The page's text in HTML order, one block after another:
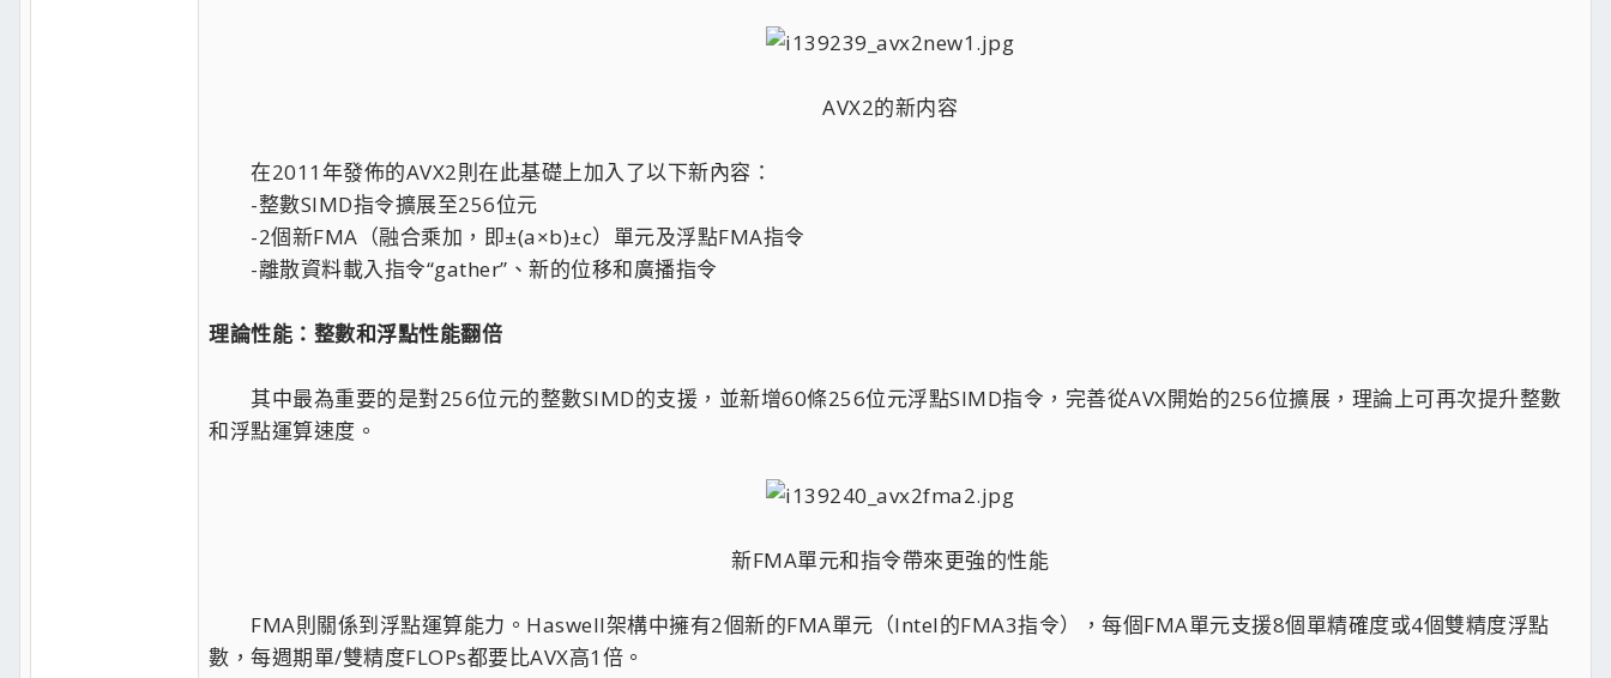
AVX2的新内容​
在2011年發佈的AVX2則在此基礎上加入了以下新內容：
-整數SIMD指令擴展至256位元
-2個新FMA（融合乘加，即±(a×b)±c）單元及浮點FMA指令
-離散資料載入指令“gather”、新的位移和廣播指令
理論性能：整數和浮點性能翻倍
其中最為重要的是對256位元的整數SIMD的支援，並新增60條256位元浮點SIMD指令，完善從AVX開始的256位擴展，理論上可再次提升整數
和浮點運算速度。
新FMA單元和指令帶來更強的性能​
FMA則關係到浮點運算能力。Haswell架構中擁有2個新的FMA單元（Intel的FMA3指令），每個FMA單元支援8個單精確度或4個雙精度浮點
數，每週期單/雙精度FLOPs都要比AVX高1倍。